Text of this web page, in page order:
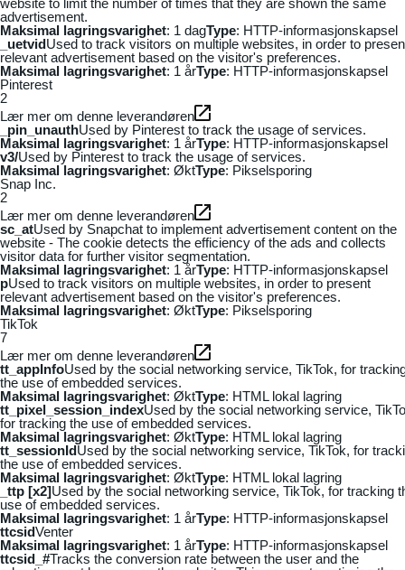
advertisement.
Maksimal lagringsvarighet: 1 dagType: HTTP-informasjonskapsel
_uetvidUsed to track visitors on multiple websites, in order to
relevant advertisement based on the visitor's preferences.
Maksimal lagringsvarighet: 1 årType: HTTP-informasjonskapsel
Pinterest
2
Lær mer om denne leverandøren
_pin_unauthUsed by Pinterest to track the usage of services.
Maksimal lagringsvarighet: 1 årType: HTTP-informasjonskapsel
v3/Used by Pinterest to track the usage of services.
Maksimal lagringsvarighet: ØktType: Pikselsporing
Snap Inc.
2
Lær mer om denne leverandøren
sc_atUsed by Snapchat to implement advertisement content on the
website - The cookie detects the efficiency of the ads and collects
visitor data for further visitor segmentation.
Maksimal lagringsvarighet: 1 årType: HTTP-informasjonskapsel
pUsed to track visitors on multiple websites, in order to present
relevant advertisement based on the visitor's preferences.
Maksimal lagringsvarighet: ØktType: Pikselsporing
TikTok
7
Lær mer om denne leverandøren
tt_appInfoUsed by the social networking service, TikTok, for
the use of embedded services.
Maksimal lagringsvarighet: ØktType: HTML lokal lagring
tt_pixel_session_indexUsed by the social networking service,
for tracking the use of embedded services.
Maksimal lagringsvarighet: ØktType: HTML lokal lagring
tt_sessionIdUsed by the social networking service, TikTok, for
the use of embedded services.
Maksimal lagringsvarighet: ØktType: HTML lokal lagring
_ttp [x2]Used by the social networking service, TikTok, for tracking
use of embedded services.
Maksimal lagringsvarighet: 1 årType: HTTP-informasjonskapsel
ttcsidVenter
Maksimal lagringsvarighet: 1 årType: HTTP-informasjonskapsel
ttcsid_#Tracks the conversion rate between the user and the